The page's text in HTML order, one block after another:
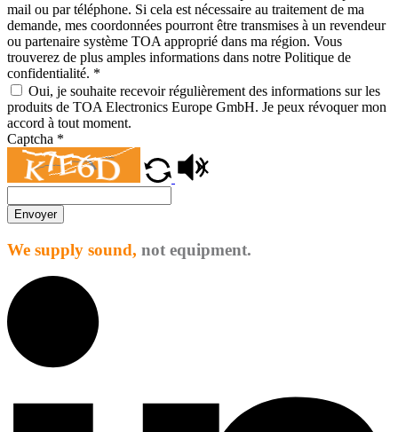
mail ou par téléphone. Si cela est nécessaire au traitement de ma
demande, mes coordonnées pourront être transmises à un revendeur
ou partenaire système TOA approprié dans ma région. Vous
trouverez de plus amples informations dans notre Politique de
confidentialité. *
Oui, je souhaite recevoir régulièrement des informations sur les
produits de TOA Electronics Europe GmbH. Je peux révoquer mon
accord à tout moment.
Captcha *
Envoyer
We supply sound, not equipment.